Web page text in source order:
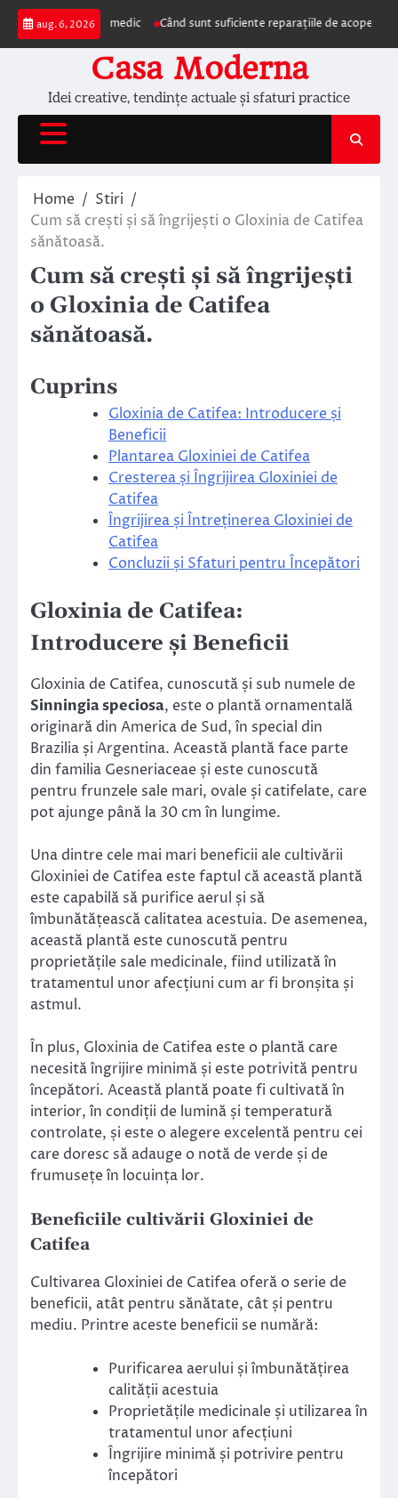
Skip
content
aug. 6, 2026
la medic Când sunt suficiente reparațiile de acoperiș și când
Casa Moderna
Idei creative, tendințe actuale și sfaturi practice
Home
Stiri
Cum să crești și să îngrijești o Gloxinia de Catifea
sănătoasă.
Cum să crești și să îngrijești
o Gloxinia de Catifea
sănătoasă.
Cuprins
Gloxinia de Catifea: Introducere și
Beneficii
Plantarea Gloxiniei de Catifea
Cresterea și Îngrijirea Gloxiniei de
Catifea
Îngrijirea și Întreținerea Gloxiniei de
Catifea
Concluzii și Sfaturi pentru Începători
Gloxinia de Catifea:
Introducere și Beneficii
Gloxinia de Catifea, cunoscută și sub numele de
Sinningia speciosa, este o plantă ornamentală
originară din America de Sud, în special din
Brazilia și Argentina. Această plantă face parte
din familia Gesneriaceae și este cunoscută
pentru frunzele sale mari, ovale și catifelate, care
pot ajunge până la 30 cm în lungime.
Una dintre cele mai mari beneficii ale cultivării
Gloxiniei de Catifea este faptul că această plantă
este capabilă să purifice aerul și să
îmbunătățească calitatea acestuia. De asemenea,
această plantă este cunoscută pentru
proprietățile sale medicinale, fiind utilizată în
tratamentul unor afecțiuni cum ar fi bronșita și
astmul.
În plus, Gloxinia de Catifea este o plantă care
necesită îngrijire minimă și este potrivită pentru
începători. Această plantă poate fi cultivată în
interior, în condiții de lumină și temperatură
controlate, și este o alegere excelentă pentru cei
care doresc să adauge o notă de verde și de
frumusețe în locuința lor.
Beneficiile cultivării Gloxiniei de
Catifea
Cultivarea Gloxiniei de Catifea oferă o serie de
beneficii, atât pentru sănătate, cât și pentru
mediu. Printre aceste beneficii se numără:
Purificarea aerului și îmbunătățirea
calității acestuia
Proprietățile medicinale și utilizarea în
tratamentul unor afecțiuni
Îngrijire minimă și potrivire pentru
începători